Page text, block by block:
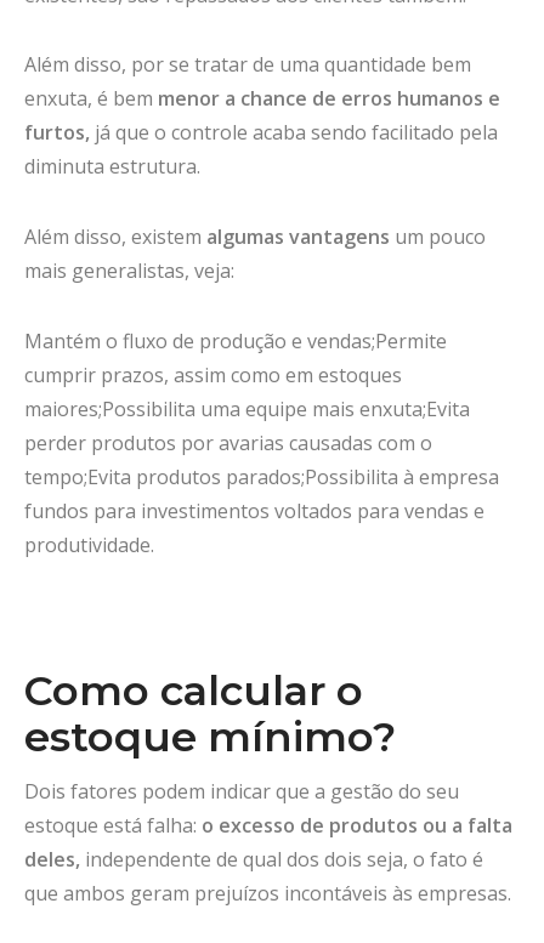
Além disso, por se tratar de uma quantidade bem
enxuta, é bem menor a chance de erros humanos e
furtos, já que o controle acaba sendo facilitado pela
diminuta estrutura.
Além disso, existem algumas vantagens um pouco
mais generalistas, veja:
Mantém o fluxo de produção e vendas;Permite
cumprir prazos, assim como em estoques
maiores;Possibilita uma equipe mais enxuta;Evita
perder produtos por avarias causadas com o
tempo;Evita produtos parados;Possibilita à empresa
fundos para investimentos voltados para vendas e
produtividade.
Como calcular o
estoque mínimo?
Dois fatores podem indicar que a gestão do seu
estoque está falha: o excesso de produtos ou a falta
deles, independente de qual dos dois seja, o fato é
que ambos geram prejuízos incontáveis às empresas.